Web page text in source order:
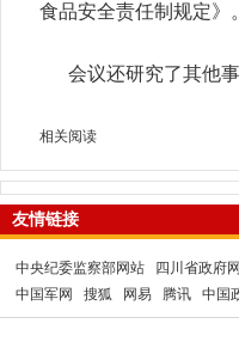
食品安全责任制规定》。
会议还研究了其他事
相关阅读
友情链接
中央纪委监察部网站 四川省政府网
中国军网
搜狐 网易 腾讯 中国